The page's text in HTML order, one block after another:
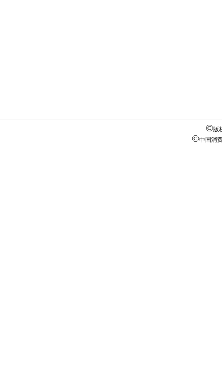
©版
©中国消